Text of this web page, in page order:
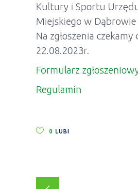
Kultury i Sportu
Miejskiego w Dąbrowie
Na zgłoszenia czekamy
22.08.2023r.
Formularz
Regulamin
0 LUBI